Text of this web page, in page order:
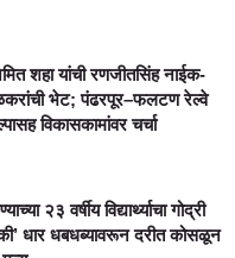
शहा यांची रणजीतसिंह नाईक-
भेट; पंढरपूर–फलटण रेल्वे
विकासकामांवर चर्चा
२३ वर्षीय विद्यार्थ्याचा गोद्री
धार धबधब्यावरून दरीत कोसळून